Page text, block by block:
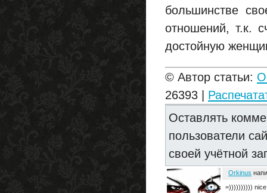
большинстве
отношений, т.к.
достойную
© Автор статьи:
26393 |
Оставлять
пользователи
своей учётной
Orkinus
=))))))))))